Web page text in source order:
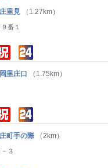
里見 （1.27km）
番１
庄口 （1.75km）
手の際 （2km）
３